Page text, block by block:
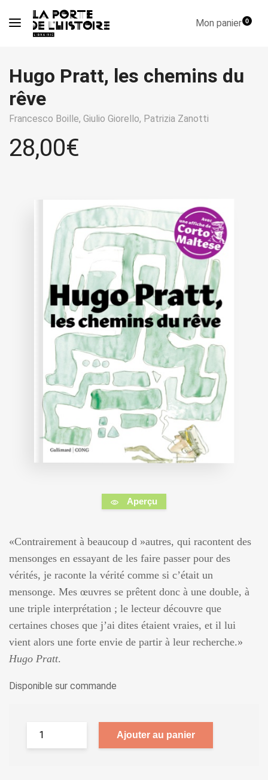
Mon panier0
Hugo Pratt, les chemins du
rêve
Francesco Boille, Giulio Giorello, Patrizia Zanotti
28,00€
Aperçu
«Contrairement à beaucoup d »autres, qui racontent des
mensonges en essayant de les faire passer pour des
vérités, je raconte la vérité comme si c’était un
mensonge. Mes œuvres se prêtent donc à une double, à
une triple interprétation ; le lecteur découvre que
certaines choses que j’ai dites étaient vraies, et il lui
vient alors une forte envie de partir à leur recherche.»
Hugo Pratt.
Disponible sur commande
Ajouter au panier